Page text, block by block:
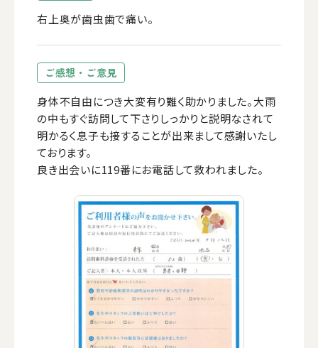
右上奥が歯虫歯で痛い。
ご感想・ご意見
身体不自由につき大変有り難く助かりました。大雨
の中もすぐ訪問して下さりしっかりと説明なされて
明かるく息子も接することが出来まして感謝いたし
ております。
良き出会いに119番にお電話して救われました。